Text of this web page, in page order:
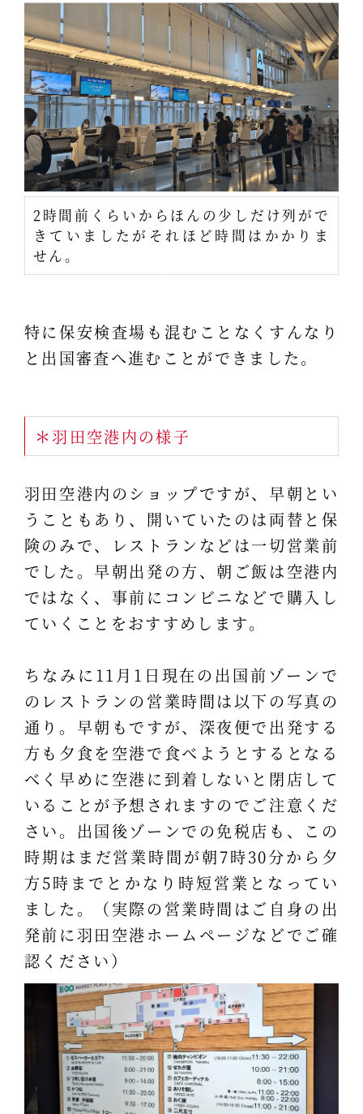
2時間前くらいからほんの少しだけ列がで
きていましたがそれほど時間はかかりま
せん。
特に保安検査場も混むことなくすんなり
と出国審査へ進むことができました。
＊羽田空港内の様子
羽田空港内のショップですが、早朝とい
うこともあり、開いていたのは両替と保
険のみで、レストランなどは一切営業前
でした。早朝出発の方、朝ご飯は空港内
ではなく、事前にコンビニなどで購入し
ていくことをおすすめします。
ちなみに11月1日現在の出国前ゾーンで
のレストランの営業時間は以下の写真の
通り。早朝もですが、深夜便で出発する
方も夕食を空港で食べようとするとなる
べく早めに空港に到着しないと閉店して
いることが予想されますのでご注意くだ
さい。出国後ゾーンでの免税店も、この
時期はまだ営業時間が朝7時30分から夕
方5時までとかなり時短営業となってい
ました。（実際の営業時間はご自身の出
発前に羽田空港ホームページなどでご確
認ください）